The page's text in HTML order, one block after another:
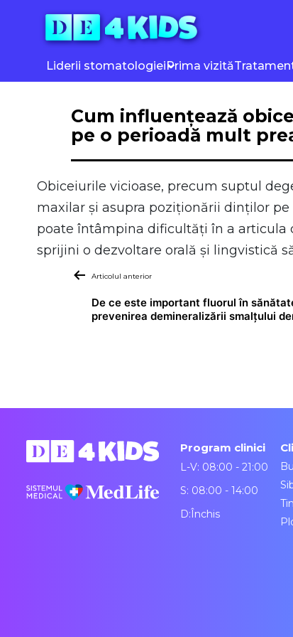
Liderii stomatologieiPrima vizită
Cum influențează
pe o perioadă mult
Obiceiurile vicioase, precum suptul
maxilar și asupra poziționării dinților
poate întâmpina dificultăți în a articula
sprijini o dezvoltare orală și lingvistică
Navigare
articole
Articolul anterior
De ce este important fluorul în
prevenirea demineralizării smalțului
Program clinici
L-V: 08:00 - 21:00
S: 08:00 - 14:00
D:Închis